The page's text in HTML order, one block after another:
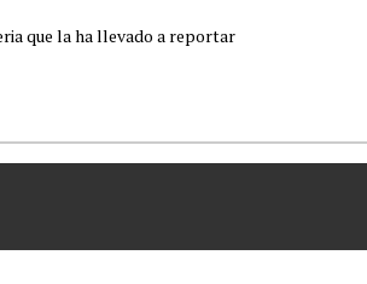
que la ha llevado a reportar